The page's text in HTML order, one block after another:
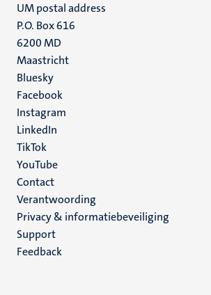
UM postal address
P.O. Box 616
6200 MD
Maastricht
Social
media
Bluesky
Facebook
Instagram
LinkedIn
TikTok
YouTube
Menu
footer
(NL)
Contact
Verantwoording
Privacy & informatiebeveiliging
Support
Feedback